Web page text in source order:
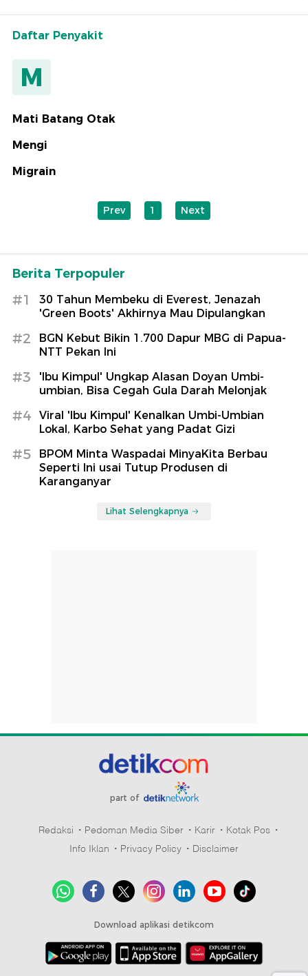
Daftar Penyakit
M
Mati Batang Otak
Mengi
Migrain
Prev 1 Next
Berita Terpopuler
#1
30 Tahun Membeku di Everest, Jenazah
'Green Boots' Akhirnya Mau Dipulangkan
#2
BGN Kebut Bikin 1.700 Dapur MBG di Papua-
NTT Pekan Ini
#3
'Ibu Kimpul' Ungkap Alasan Doyan Umbi-
umbian, Bisa Cegah Gula Darah Melonjak
#4
Viral 'Ibu Kimpul' Kenalkan Umbi-Umbian
Lokal, Karbo Sehat yang Padat Gizi
#5
BPOM Minta Waspadai MinyaKita Berbau
Seperti Ini usai Tutup Produsen di
Karanganyar
Lihat Selengkapnya
part of
Redaksi Pedoman Media Siber Karir
Kotak Pos
Info Iklan
Privacy Policy Disclaimer
Download aplikasi detikcom